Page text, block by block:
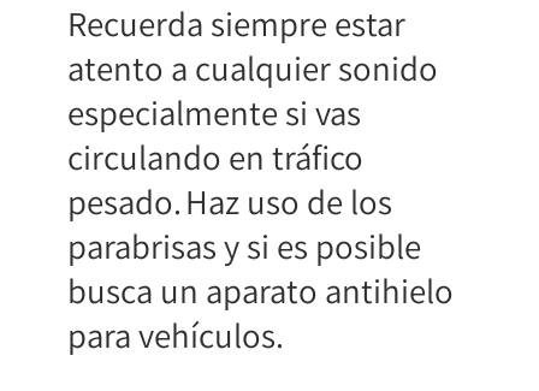
Recuerda siempre estar
atento a cualquier sonido
especialmente si vas
circulando en tráfico
pesado. Haz uso de los
parabrisas y si es posible
busca un aparato antihielo
para vehículos.